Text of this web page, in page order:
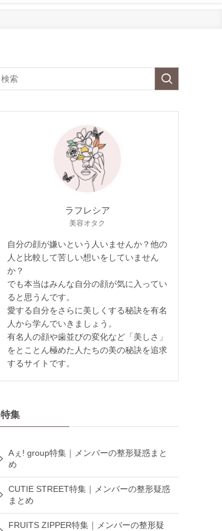
ラフレシア
美容オタク
自分の顔が嫌いという人いませんか？他の
人と比較して苦しい想いをしていません
か？
でも本当はみんな自分の顔が気に入ってい
ると思うんです。
愛する自分をさらに美しくする秘訣を有名
人から学んでいきましょう。
有名人の顔や歯並びの変化など「美しさ」
をとことん極めた人たちの美の秘訣を追求
するサイトです。
特集
Aぇ! group特集｜メンバーの整形疑惑まと
め
CUTIE STREET特集｜メンバーの整形疑惑
まとめ
FRUITS ZIPPER特集｜メンバーの整形疑